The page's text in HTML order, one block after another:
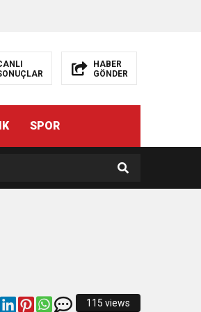
HABER
GÖNDER
SPOR
115 views